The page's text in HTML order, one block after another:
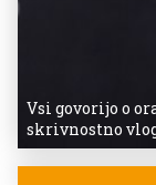
Vsi govorijo o
skrivnostno